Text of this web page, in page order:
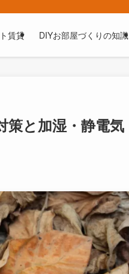
賃貸 DIYお部屋づくりの知識
策と加湿・静電気